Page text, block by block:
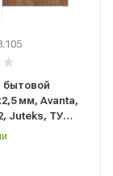
бытовой
мм, Avanta,
Juteks, ТУ
2019